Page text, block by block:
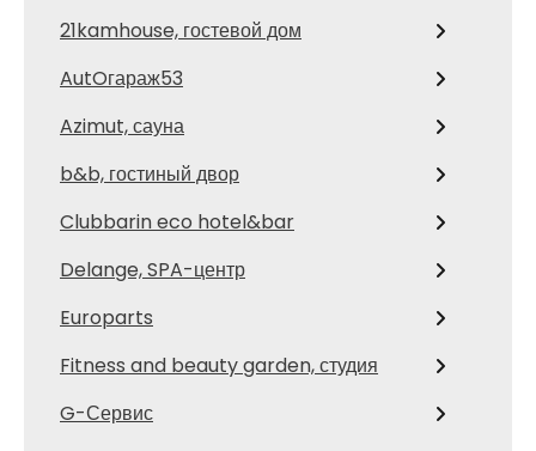
21kamhouse, гостевой дом
AutOгараж53
Azimut, сауна
b&b, гостиный двор
Clubbarin eco hotel&bar
Delange, SPA-центр
Europarts
Fitness and beauty garden, студия
G-Сервис